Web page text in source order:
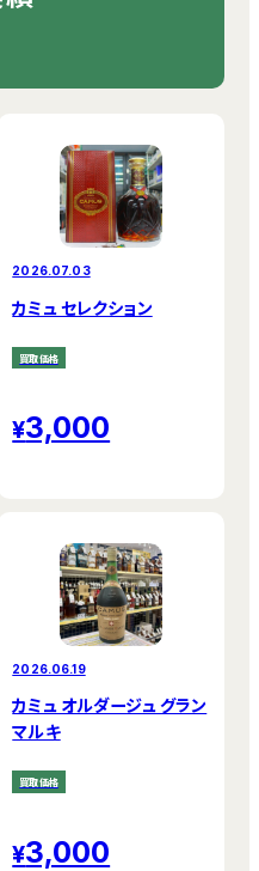
2026.07.03
カミュ セレクション
買取価格
3,000
2026.06.19
カミュ オルダージュ グラン
マルキ
買取価格
3,000